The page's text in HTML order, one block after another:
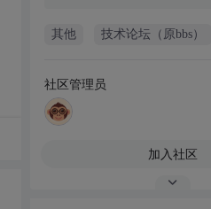
其他 技术论坛（原bbs）
社区管理员
加入社区